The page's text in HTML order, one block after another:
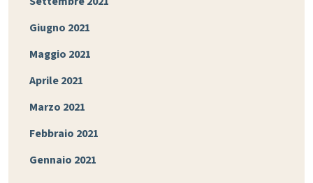
Giugno 2021
Maggio 2021
Aprile 2021
Marzo 2021
Febbraio 2021
Gennaio 2021